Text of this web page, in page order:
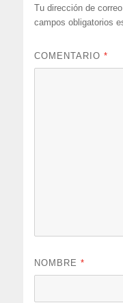
Tu dirección de
campos obligatorios
COMENTARIO*
NOMBRE*